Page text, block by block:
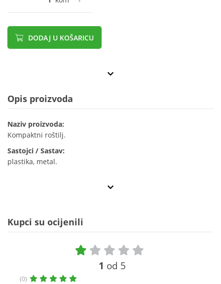
DODAJ U KOŠARICU
Opis proizvoda
Naziv proizvoda:
Kompaktni roštilj.
Sastojci / Sastav:
plastika, metal.
Kupci su ocijenili
1 od 5
(0)